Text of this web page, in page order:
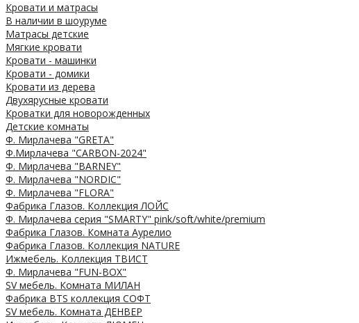
Кровати и матрасы
В наличии в шоуруме
Матрасы детские
Мягкие кровати
Кровати - машинки
Кровати - домики
Кровати из дерева
Двухярусные кровати
Кроватки для новорожденных
Детские комнаты
Ф. Мирлачева "GRETA"
Ф.Мирлачева "CARBON-2024"
Ф. Мирлачева "BARNEY"
Ф. Мирлачева "NORDIC"
Ф. Мирлачева "FLORA"
Фабрика Глазов. Коллекция ЛОЙС
Ф. Мирлачева серия "SMARTY" pink/soft/white/premium
Фабрика Глазов. Комната Аурелио
Фабрика Глазов. Коллекция NATURE
Ижмебель. Коллекция ТВИСТ
Ф. Мирлачева "FUN-BOX"
SV мебель. Комната МИЛАН
Фабрика BTS коллекция СОФТ
SV мебель. Комната ДЕНВЕР